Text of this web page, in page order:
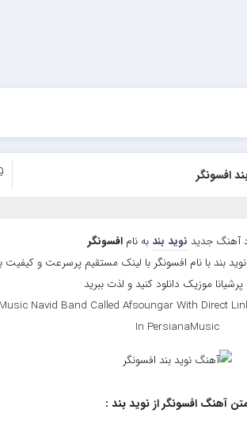
افسونگر
آهنگ جدید نوید بند به نامافسونگر
بند با نام افسونگر با لینک مستقیم پرسرعت و کیفیت
موزیک دانلود کنید و لذت ببرید
Navid Band Called Afsoungar With Direct
In PersianaMusic
آهنگ افسونگر از نوید بند :